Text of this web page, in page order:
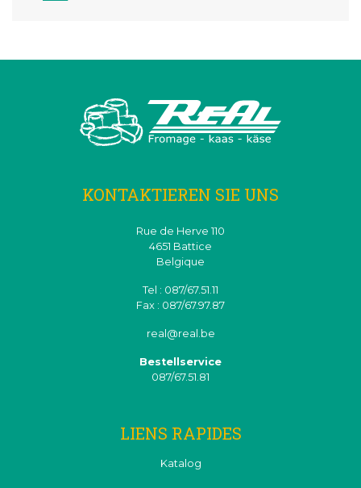
KONTAKTIEREN SIE UNS
Rue de Herve 110
4651 Battice
Belgique
Tel : 087/67.51.11
Fax : 087/67.97.87
real@real.be
Bestellservice
087/67.51.81
LIENS RAPIDES
Katalog